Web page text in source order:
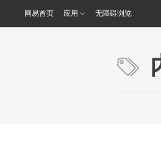
网易首页 应用 无障碍浏览